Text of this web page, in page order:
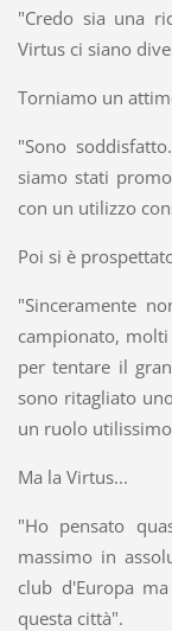
"Credo sia una
Virtus ci siano
Torniamo un
"Sono
siamo stati
con un utilizzo
Poi si è
"Sinceramente
campionato,
per tentare il
sono ritagliato
un ruolo
Ma la Virtus...
"Ho pensato
massimo in
club d'Europa
questa città".